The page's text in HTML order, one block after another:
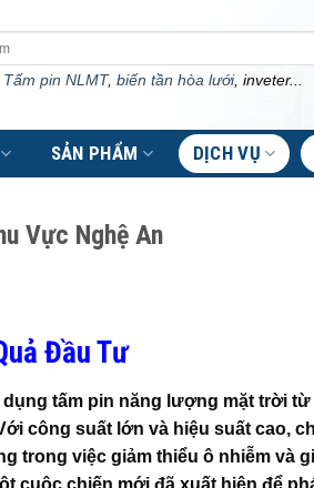
Tấm pin NLMT, biến tần hòa lưới, inveter...
SẢN PHẨM DỊCH VỤ
Vực Nghệ An
Đầu Tư
tấm pin năng lượng mặt trời
công suất lớn và hiệu suất cao,
trong việc giảm thiểu ô nhiễm và